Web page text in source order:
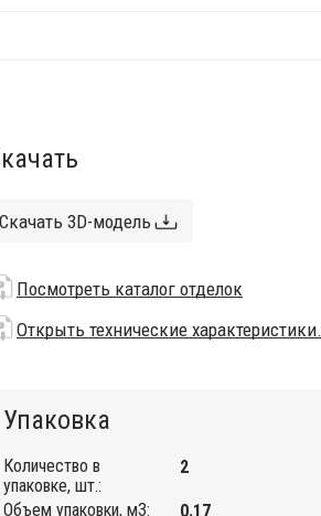
Скачать 3D-модель
Посмотреть каталог отделок
Открыть технические характеристики.
Упаковка
Количество в
упаковке, шт.:
2
Объем упаковки, м3: 0.17